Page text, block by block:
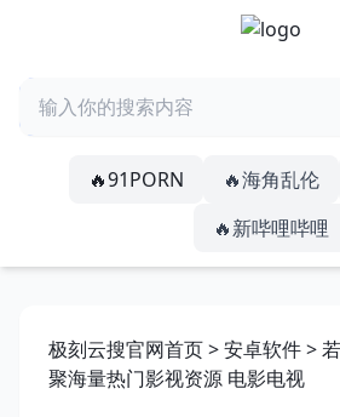
🔥91PORN 🔥海角乱伦
🔥新哔哩哔哩
极刻云搜官网首页>安卓软件>
聚海量热门影视资源 电影电视